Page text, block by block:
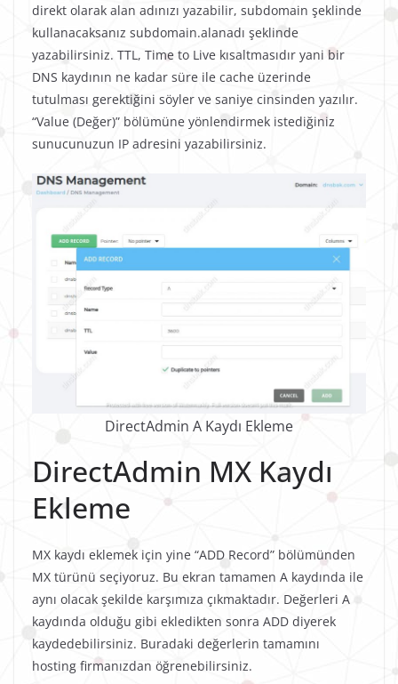
direkt olarak alan adınızı yazabilir, subdomain şeklinde
kullanacaksanız subdomain.alanadı şeklinde
yazabilirsiniz. TTL, Time to Live kısaltmasıdır yani bir
DNS kaydının ne kadar süre ile cache üzerinde
tutulması gerektiğini söyler ve saniye cinsinden yazılır.
“Value (Değer)” bölümüne yönlendirmek istediğiniz
sunucunuzun IP adresini yazabilirsiniz.
DirectAdmin A Kaydı Ekleme
DirectAdmin MX Kaydı
Ekleme
MX kaydı eklemek için yine “ADD Record” bölümünden
MX türünü seçiyoruz. Bu ekran tamamen A kaydında ile
aynı olacak şekilde karşımıza çıkmaktadır. Değerleri A
kaydında olduğu gibi ekledikten sonra ADD diyerek
kaydedebilirsiniz. Buradaki değerlerin tamamını
hosting firmanızdan öğrenebilirsiniz.